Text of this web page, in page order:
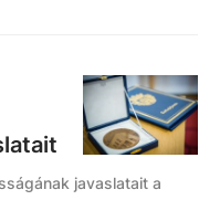
javaslatait a